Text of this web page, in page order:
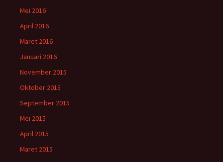
Mei 2016
April 2016
Maret 2016
Januari 2016
November 2015
Oktober 2015
September 2015
Mei 2015
April 2015
Maret 2015